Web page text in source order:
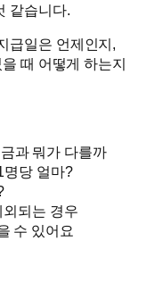
같습니다.
급일은 언제인지,
때 어떻게 하는지
과 뭐가 다를까
명당 얼마?
외되는 경우
수 있어요